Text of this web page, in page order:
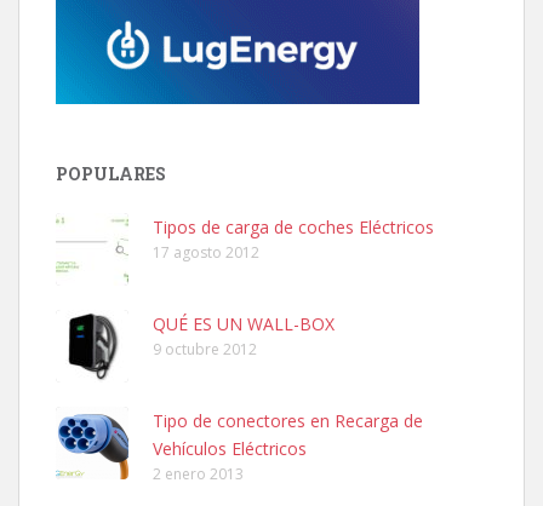
POPULARES
Tipos de carga de coches Eléctricos
17 agosto 2012
QUÉ ES UN WALL-BOX
9 octubre 2012
Tipo de conectores en Recarga de
Vehículos Eléctricos
2 enero 2013